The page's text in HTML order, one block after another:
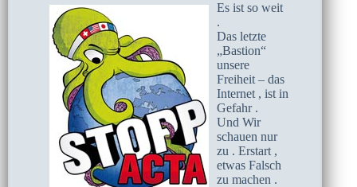
Es ist so weit
.
Das letzte
„Bastion“
unsere
Freiheit – das
Internet , ist in
Gefahr .
Und Wir
schauen nur
zu . Erstart ,
etwas Falsch
zu machen .